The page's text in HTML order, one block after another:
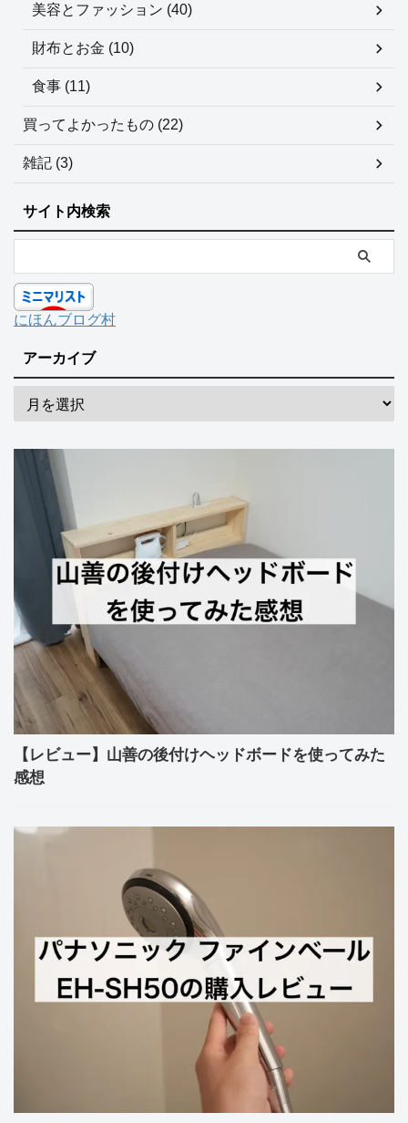
美容とファッション (40)
財布とお金 (10)
食事 (11)
買ってよかったもの (22)
雑記 (3)
サイト内検索
にほんブログ村
アーカイブ
【レビュー】山善の後付けヘッドボードを使ってみた
感想